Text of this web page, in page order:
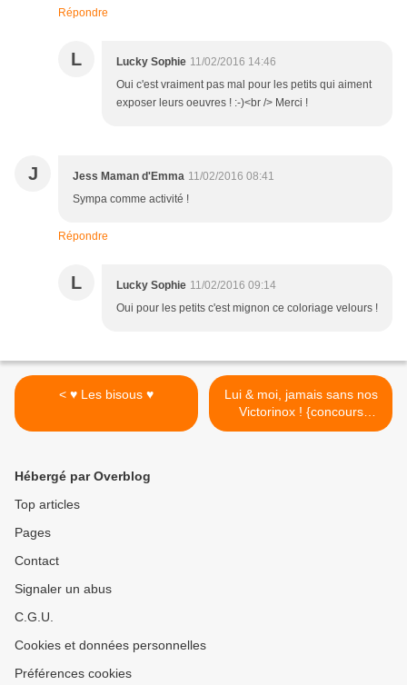
Répondre
L Lucky Sophie 11/02/2016 14:46
Oui c'est vraiment pas mal pour les petits qui aiment
exposer leurs oeuvres ! :-)<br /> Merci !
J Jess Maman d'Emma 11/02/2016 08:41
Sympa comme activité !
Répondre
L Lucky Sophie 11/02/2016 09:14
Oui pour les petits c'est mignon ce coloriage velours !
< ♥ Les bisous ♥
Lui & moi, jamais sans nos
Victorinox ! {concours
express} >
Hébergé par Overblog
Top articles
Pages
Contact
Signaler un abus
C.G.U.
Cookies et données personnelles
Préférences cookies